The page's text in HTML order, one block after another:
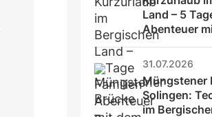
Land – 5
Abenteuer
31.07.2026
Müngstener
Solingen:
im